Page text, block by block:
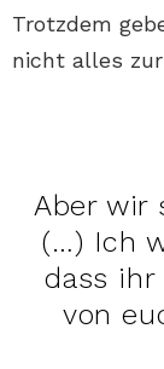
Trotzdem
nicht alles
Aber wir
(…) Ich
dass ihr
von